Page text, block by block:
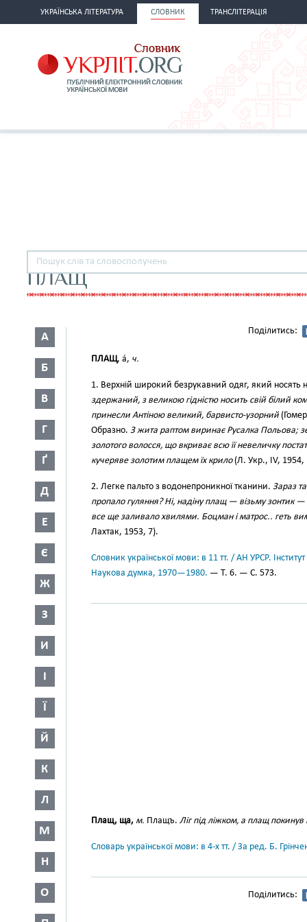
УКРАЇНСЬКА ЛІТЕРАТУРА СЛОВНИК ТРАНСЛІТЕРАЦІЯ
ПЛАЩ
А
Б
В
Г
Ґ
Д
Е
Є
Ж
З
И
І
Ї
Й
К
Л
М
Н
О
Поділитись:
ПЛАЩ, а́, ч.
1. Верхній широкий безрукавний одяг, який
здержаний, з великою гідністю носить свій білий
принесли Антіною великий, барвисто-узорний
Образно. З жита раптом виринає Русалка Польова;
золотого волосся, що вкриває всю її невеличку
кучеряве золотим плащем їх крило(Л. Укр., IV, 1954,
2. Легке пальто з водонепроникної тканини. Зараз
пропало гуляння? Ні, надіну плащ — візьму зонтик —
все ще заливало хвилями. Боцман і матрос.. геть
Лахтак, 1953, 7).
Словник української мови: в 11 тт. / АН УРСР.
Наукова думка, 1970—1980. — Т. 6. — С. 573.
Плащ, ща, м. Плащъ. Ліг під ліжком, а плащ покинув
Словарь української мови: в 4-х тт. / За ред. Б.
Поділитись: